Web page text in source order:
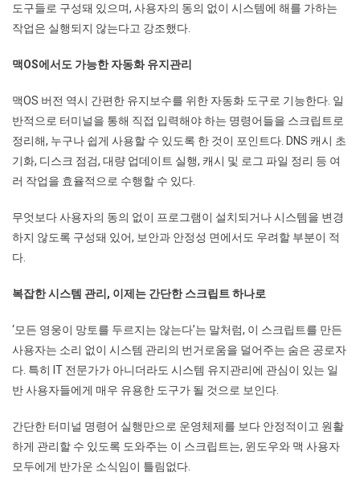
도구들로 구성돼 있으며, 사용자의 동의 없이 시스템에 해를 가하는
작업은 실행되지 않는다고 강조했다.
맥OS에서도 가능한 자동화 유지관리
맥OS 버전 역시 간편한 유지보수를 위한 자동화 도구로 기능한다. 일
반적으로 터미널을 통해 직접 입력해야 하는 명령어들을 스크립트로
정리해, 누구나 쉽게 사용할 수 있도록 한 것이 포인트다. DNS 캐시 초
기화, 디스크 점검, 대량 업데이트 실행, 캐시 및 로그 파일 정리 등 여
러 작업을 효율적으로 수행할 수 있다.
무엇보다 사용자의 동의 없이 프로그램이 설치되거나 시스템을 변경
하지 않도록 구성돼 있어, 보안과 안정성 면에서도 우려할 부분이 적
다.
복잡한 시스템 관리, 이제는 간단한 스크립트 하나로
‘모든 영웅이 망토를 두르지는 않는다’는 말처럼, 이 스크립트를 만든
사용자는 소리 없이 시스템 관리의 번거로움을 덜어주는 숨은 공로자
다. 특히 IT 전문가가 아니더라도 시스템 유지관리에 관심이 있는 일
반 사용자들에게 매우 유용한 도구가 될 것으로 보인다.
간단한 터미널 명령어 실행만으로 운영체제를 보다 안정적이고 원활
하게 관리할 수 있도록 도와주는 이 스크립트는, 윈도우와 맥 사용자
모두에게 반가운 소식임이 틀림없다.